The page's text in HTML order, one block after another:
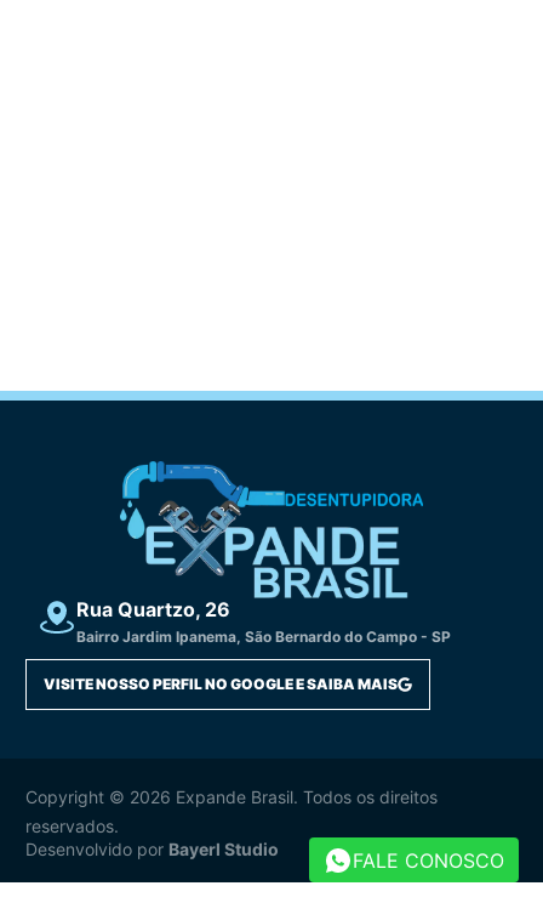
Rua Quartzo, 26
Bairro Jardim Ipanema, São Bernardo do Campo - SP
VISITE NOSSO PERFIL NO GOOGLE E SAIBA MAIS
Copyright © 2026 Expande Brasil. Todos os direitos
reservados.
Desenvolvido por Bayerl Studio FALE CONOSCO